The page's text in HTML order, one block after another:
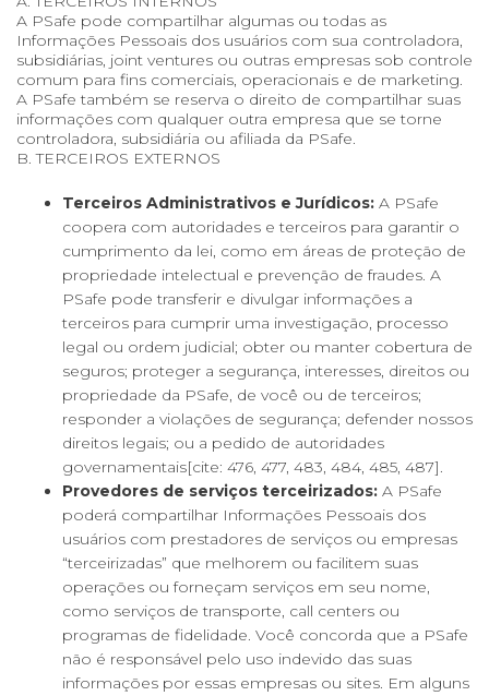
A PSafe pode compartilhar algumas ou todas as
Informações Pessoais dos usuários com sua controladora,
subsidiárias, joint ventures ou outras empresas sob controle
comum para fins comerciais, operacionais e de marketing.
A PSafe também se reserva o direito de compartilhar suas
informações com qualquer outra empresa que se torne
controladora, subsidiária ou afiliada da PSafe.
B. TERCEIROS EXTERNOS
Terceiros Administrativos e Jurídicos: A PSafe
coopera com autoridades e terceiros para garantir o
cumprimento da lei, como em áreas de proteção de
propriedade intelectual e prevenção de fraudes. A
PSafe pode transferir e divulgar informações a
terceiros para cumprir uma investigação, processo
legal ou ordem judicial; obter ou manter cobertura de
seguros; proteger a segurança, interesses, direitos ou
propriedade da PSafe, de você ou de terceiros;
responder a violações de segurança; defender nossos
direitos legais; ou a pedido de autoridades
governamentais[cite: 476, 477, 483, 484, 485, 487].
Provedores de serviços terceirizados: A PSafe
poderá compartilhar Informações Pessoais dos
usuários com prestadores de serviços ou empresas
“terceirizadas” que melhorem ou facilitem suas
operações ou forneçam serviços em seu nome,
como serviços de transporte, call centers ou
programas de fidelidade. Você concorda que a PSafe
não é responsável pelo uso indevido das suas
informações por essas empresas ou sites. Em alguns